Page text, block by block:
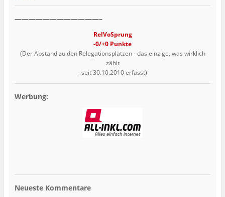
————————————–
RelVoSprung
-0/+0 Punkte
(Der Abstand zu den Relegationsplätzen - das einzige, was wirklich
zählt
- seit 30.10.2010 erfasst)
Werbung:
Neueste Kommentare